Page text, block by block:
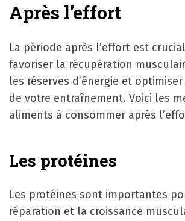
Après l’effort
La période après l’effort est
favoriser la récupération
les réserves d’énergie et
de votre entraînement. Voici les
aliments à consommer après
Les protéines
Les protéines sont importantes
réparation et la croissance